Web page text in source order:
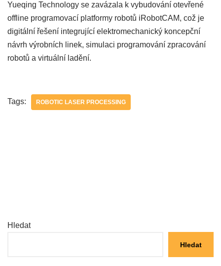
Yueqing Technology se zavázala k vybudování otevřené
offline programovací platformy robotů iRobotCAM, což je
digitální řešení integrující elektromechanický koncepční
návrh výrobních linek, simulaci programování zpracování
robotů a virtuální ladění.
Tags: ROBOTIC LASER PROCESSING
Hledat
Hledat